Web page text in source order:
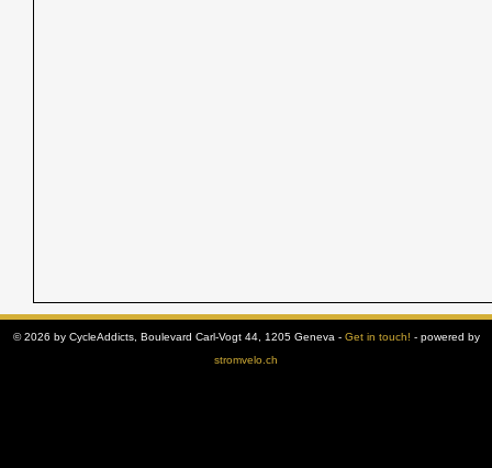
© 2026 by CycleAddicts, Boulevard Carl-Vogt 44, 1205 Geneva - Get in touch! - powered by
stromvelo.ch